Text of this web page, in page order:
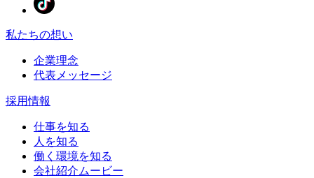
私たちの想い
企業理念
代表メッセージ
採用情報
仕事を知る
人を知る
働く環境を知る
会社紹介ムービー